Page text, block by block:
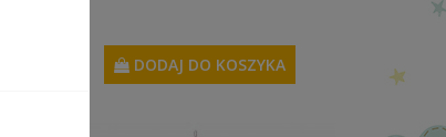
DODAJ DO KOSZYKA